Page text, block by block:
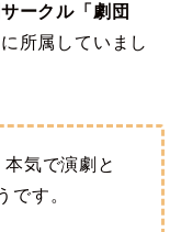
ークル「劇団
に所属していまし
気で演劇と
です。